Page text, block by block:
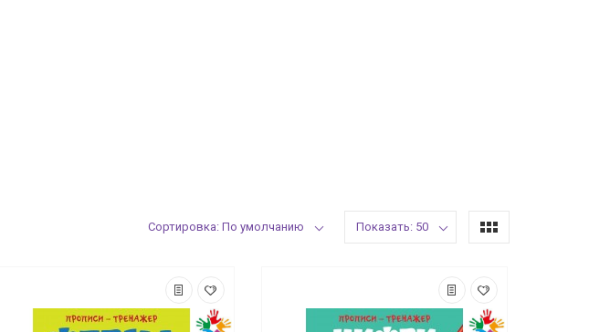
Сортировка: По умолчанию Показать: 50